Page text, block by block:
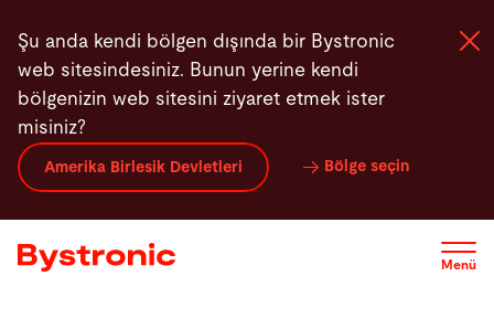
içeriğe
atla
Şu anda kendi bölgen dışında bir Bystronic
web sitesindesiniz. Bunun yerine kendi
bölgenizin web sitesini ziyaret etmek ister
misiniz?
Amerika Birlesik Devletleri Bölge seçin
Menü
Makineler ve Yazılım
Hizmetler